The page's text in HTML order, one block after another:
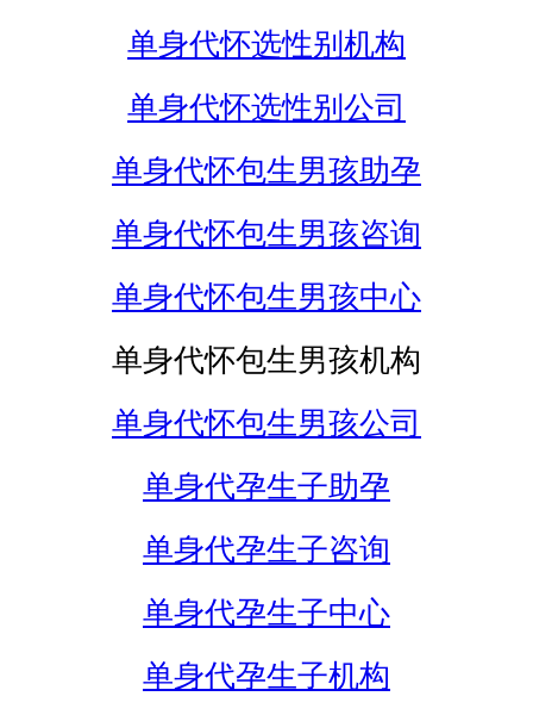
单身代怀选性别机构
单身代怀选性别公司
单身代怀包生男孩助孕
单身代怀包生男孩咨询
单身代怀包生男孩中心
单身代怀包生男孩机构
单身代怀包生男孩公司
单身代孕生子助孕
单身代孕生子咨询
单身代孕生子中心
单身代孕生子机构